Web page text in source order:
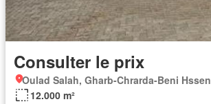
Consulter le prix
Oulad Salah, Gharb-Chrarda-Beni Hssen
12.000 m²